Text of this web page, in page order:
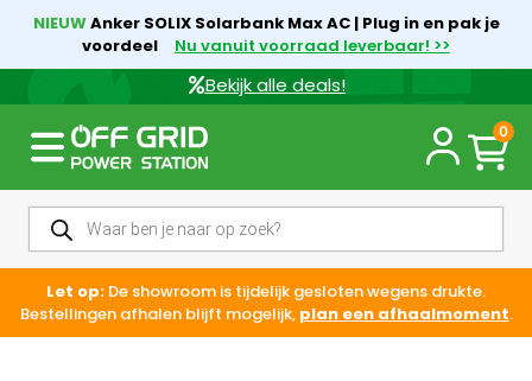
NIEUWAnker SOLIX Solarbank Max AC | Plug in en pak je
voordeel
Nu vanuit voorraad leverbaar! >>
Bekijk alle deals!
0
Let op: De showroom is tijdelijk gesloten wegens drukte.
Bestellingen afhalen blijft mogelijk, plan een afhaalmoment.